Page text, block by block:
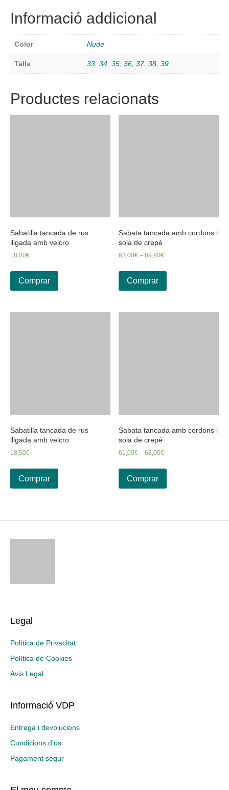
Informació addicional
Color Nude
Talla 33 34 35 36 37, 38 39
Productes relacionats
Sabatilla tancada de rus
lligada amb velcro
18,00€
Comprar
Sabata tancada amb cordons i
sola de crepé
63,00€ –69,90€
Comprar
Sabatilla tancada de rus
lligada amb velcro
18,50€
Comprar
Sabata tancada amb cordons i
sola de crepé
61,00€ –68,00€
Comprar
Legal
Política de Privacitat
Política de Cookies
Avis Legal
Informació VDP
Entrega i devolucions
Condicions d’ús
Pagament segur